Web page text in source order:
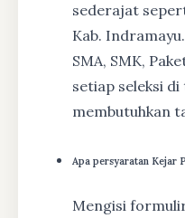
sederajat
Kab.
SMA, SMK,
setiap seleksi
membutuhkan
Apa persyaratan Kejar
Mengisi